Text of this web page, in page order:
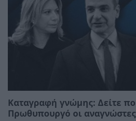
Καταγραφή γνώμης: Δείτε
Πρωθυπουργό οι